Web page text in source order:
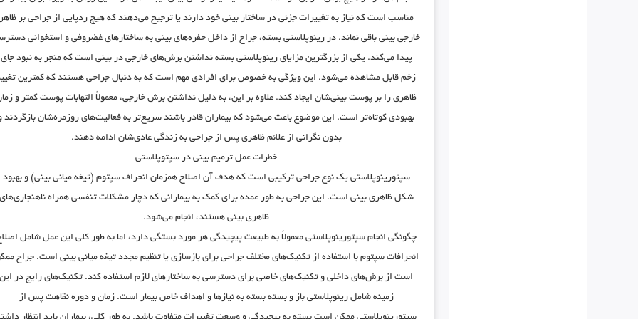
مناسب است که نیاز به تغییرات جزئی در ساختار بینی خود دارند یا ترجیح می‌دهند که هیچ ردپایی از جراحی بر ظاهر
خارجی بینی باقی نماند. در رینوپلاستی بسته، جراح از داخل حفره‌های بینی به ساختارهای غضروفی و استخوانی
پیدا می‌کند. یکی از بزرگترین مزایای رینوپلاستی بسته نداشتن برش‌های خارجی در بینی است که منجر به نبود جای
زخم قابل مشاهده می‌شود. این ویژگی به خصوص برای افرادی مهم است که به دنبال جراحی هستند که کمترین
ظاهری را بر پوست بینی‌شان ایجاد کند. علاوه بر این، به دلیل نداشتن برش خارجی، معمولاً التهابات پوست کمتر و
بهبودی کوتاه‌تر است. این موضوع باعث می‌شود که بیماران قادر باشند سریع‌تر به فعالیت‌های روزمره‌شان بازگردند
بدون نگرانی از علائم ظاهری پس از جراحی به زندگی عادی‌شان ادامه دهند.
خطرات عمل ترمیم بینی در سپتوپلاستی
سپتورینوپلاستی یک نوع جراحی ترکیبی است که هدف آن اصلاح همزمان انحراف سپتوم (تیغه میانی بینی) و بهبود
شکل ظاهری بینی است. این جراحی به طور عمده برای کمک به بیمارانی که دچار مشکلات تنفسی همراه ناهنجاری‌های
ظاهری بینی هستند، انجام می‌شود.
چگونگی انجام سپتورینوپلاستی معمولاً به طبیعت پیچیدگی هر مورد بستگی دارد، اما به طور کلی این عمل شامل
انحرافات سپتوم با استفاده از تکنیک‌های مختلف جراحی برای بازسازی یا تنظیم مجدد تیغه میانی بینی است. جراح
است از برش‌های داخلی و تکنیک‌های خاصی برای دسترسی به ساختارهای لازم استفاده کند. تکنیک‌های رایج در این
زمینه شامل رینوپلاستی باز و بسته بسته به نیازها و اهداف خاص بیمار است. زمان و دوره نقاهت پس از